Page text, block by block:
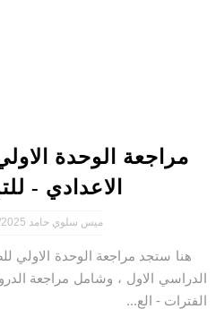
مراجعة الوحدة
الاعدادي -
ميس سلوي حامد
هنا ستجد مراجعة الوحدة الاولي
الدراسي الاول ، وشامل مراجعة
الفترات - الع...